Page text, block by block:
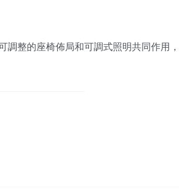
調整的座椅佈局和可調式照明共同作用